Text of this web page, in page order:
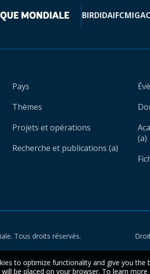
BIRDIDAIFCMIGA
Pays
Thèmes
Projets et opérations
Recherche et publications (a)
(a)
Tous droits réservés.
to optimize functionality and give you
be placed on your browser. To learn